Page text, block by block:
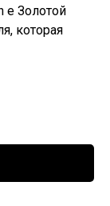
e Золотой
которая